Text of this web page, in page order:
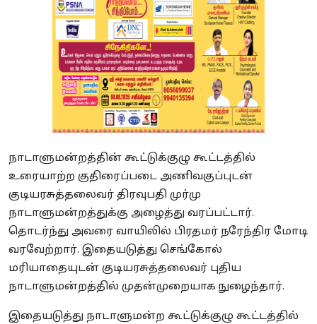
நாடாளுமன்றத்தின் கூட்டுக்குழு கூட்டத்தில்
உரையாற்ற குதிரைப்படை அணிவகுப்புடன்
குடியரசுத்தலைவர் திரவுபதி முர்மு
நாடாளுமன்றத்துக்கு அழைத்து வரப்பட்டார்.
தொடர்ந்து அவரை வாயிலில் பிரதமர் நரேந்திர மோடி
வரவேற்றார். இதையடுத்து செங்கோல்
மரியாதையுடன் குடியரசுத்தலைவர் புதிய
நாடாளுமன்றத்தில் முதன்முறையாக நுழைந்தார்.
இதையடுத்து நாடாளுமன்ற கூட்டுக்குழு கூட்டத்தில்